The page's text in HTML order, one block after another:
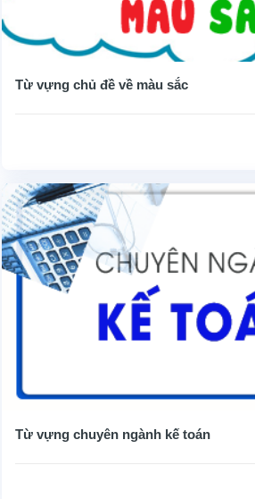
Từ vựng chủ đề về màu sắc
Từ vựng chuyên ngành kế toán